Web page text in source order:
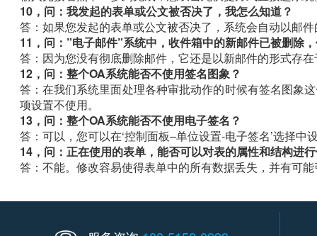
10，问：我发起的表单或公文被否决了，我怎么知道？
答：如果您发起的表单或公文被否决了，系统会自动以邮
11，问：”电子邮件”系统中，收件箱中的新邮件已被删除
答：因为您没有彻底删除邮件，它还是以新邮件的形式存
12，问：整个OA系统能否不使用签名图象？
答：在我们系统里面处理各种审批动作的时候有签名图象
项设置不使用。
13，问：整个OA系统能否不使用电子签名？
答：可以，您可以在‘控制面板–单位设置-电子签名’选择中
14，问：正在使用的表单，能否可以对表的属性和结构进
答：不能。修改容易使得表单中的所有数据丢失，并有可